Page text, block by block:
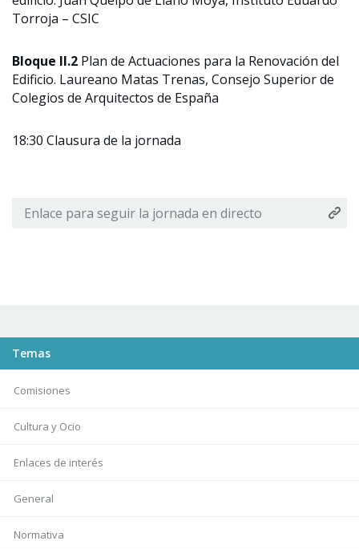
Torroja – CSIC
Bloque II.2 Plan de Actuaciones para la Renovación del
Edificio. Laureano Matas Trenas, Consejo Superior de
Colegios de Arquitectos de España
18:30 Clausura de la jornada
Enlace para seguir la jornada en directo
Temas
Comisiones
Cultura y Ocio
Enlaces de interés
General
Normativa